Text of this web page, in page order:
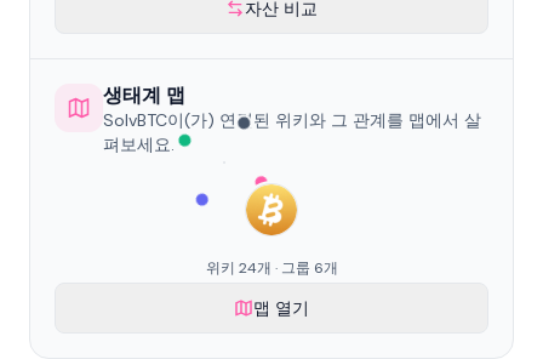
자산 비교
생태계 맵
SolvBTC이(가) 연결된 위키와 그 관계를 맵에서 살
펴보세요.
위키 24개 · 그룹 6개
맵 열기